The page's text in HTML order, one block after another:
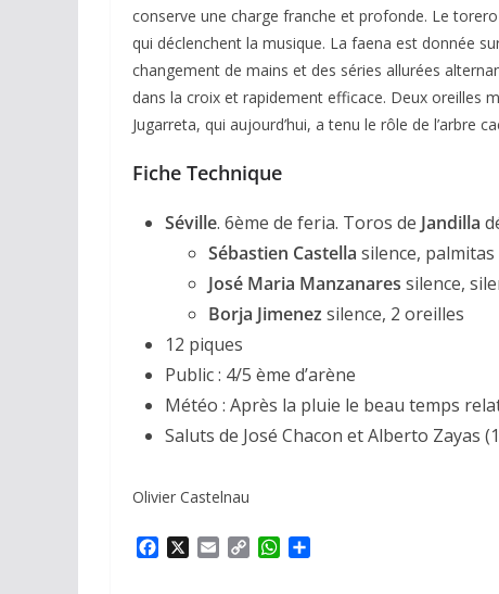
conserve une charge franche et profonde. Le
qui déclenchent la musique. La faena est donnée
changement de mains et des séries allurées
dans la croix et rapidement efficace. Deux oreilles
Jugarreta, qui aujourd’hui, a tenu le rôle de l’arbre
Fiche Technique
Séville. 6ème de feria. Toros de Jandilla
Sébastien Castella silence, palmitas
José Maria Manzanares silence,
Borja Jimenez silence, 2 oreilles
12 piques
Public : 4/5 ème d’arène
Météo : Après la pluie le beau temps
Saluts de José Chacon et Alberto Zayas
Olivier Castelnau
W